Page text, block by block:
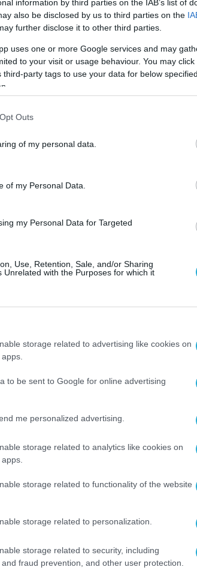
information by third parties on the IAB’s list of
also be disclosed by us to third parties on the
further disclose it to other third parties.
uses one or more Google services and may
to your visit or usage behaviour. You may
party tags to use your data for below
Outs
of my personal data.
of my Personal Data.
my Personal Data for Targeted
Use, Retention, Sale, and/or Sharing
Unrelated with the Purposes for which it
storage related to advertising like cookies on
to be sent to Google for online advertising
me personalized advertising.
storage related to analytics like cookies on
storage related to functionality of the website
storage related to personalization.
storage related to security, including
fraud prevention, and other user protection.